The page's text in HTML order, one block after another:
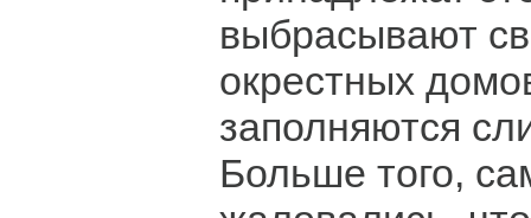
выбрасывают
окрестных
заполняются
Больше того,